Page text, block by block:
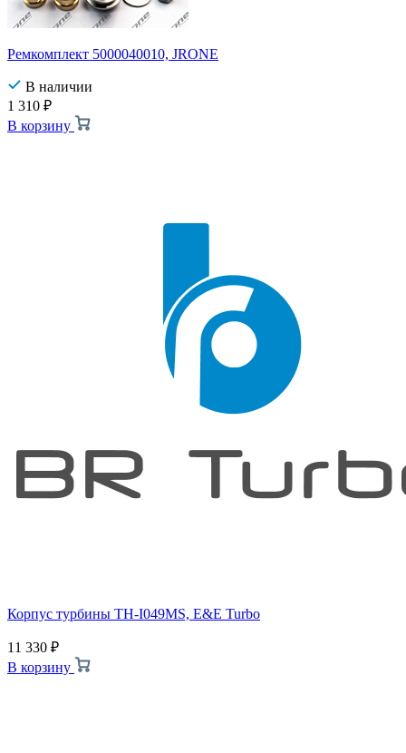
Ремкомплект 5000040010, JRONE
В наличии
1 310 ₽
В корзину
Корпус турбины TH-I049MS, E&E Turbo
11 330 ₽
В корзину